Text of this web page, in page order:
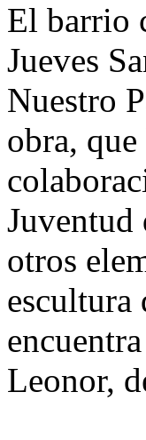
El barrio
Jueves
Nuestro
obra,
Juventud
otros
escultura
Leonor,